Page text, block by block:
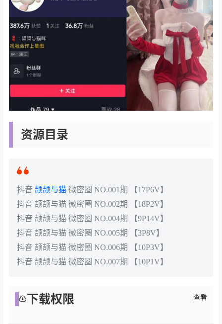
资源目录
抖音 颉颉与猫 微密圈 NO.001期 【17P6V】
抖音 颉颉与猫 微密圈 NO.002期 【18P2V】
抖音 颉颉与猫 微密圈 NO.004期 【9P14V】
抖音 颉颉与猫 微密圈 NO.005期 【3P8V】
抖音 颉颉与猫 微密圈 NO.006期 【10P3V】
抖音 颉颉与猫 微密圈 NO.007期 【10P1V】
下载权限 查看